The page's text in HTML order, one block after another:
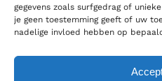
gegevens zoals surfgedrag of
je geen toestemming geeft of uw
nadelige invloed hebben op
info@hayze.eu